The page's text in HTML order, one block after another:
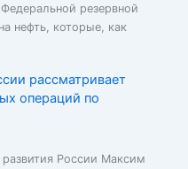
резервной
нефть, которые, как
рассматривает
операций по
России Максим